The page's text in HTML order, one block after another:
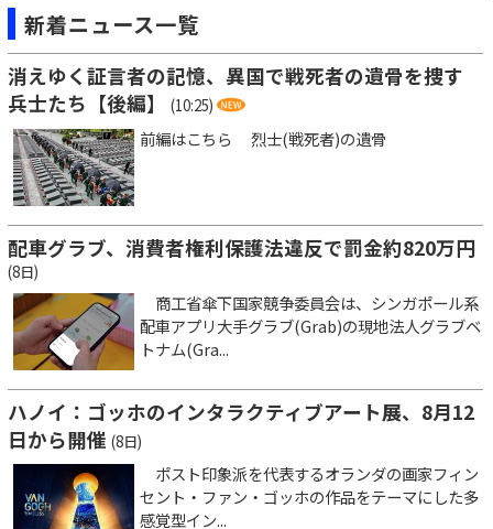
新着ニュース一覧
消えゆく証言者の記憶、異国で戦死者の遺骨を捜す
兵士たち【後編】
(10:25)
前編はこちら 烈士(戦死者)の遺骨
配車グラブ、消費者権利保護法違反で罰金約820万円
(8日)
商工省傘下国家競争委員会は、シンガポール系
配車アプリ大手グラブ(Grab)の現地法人グラブベ
トナム(Gra...
ハノイ：ゴッホのインタラクティブアート展、8月12
日から開催 (8日)
ポスト印象派を代表するオランダの画家フィン
セント・ファン・ゴッホの作品をテーマにした多
感覚型イン...